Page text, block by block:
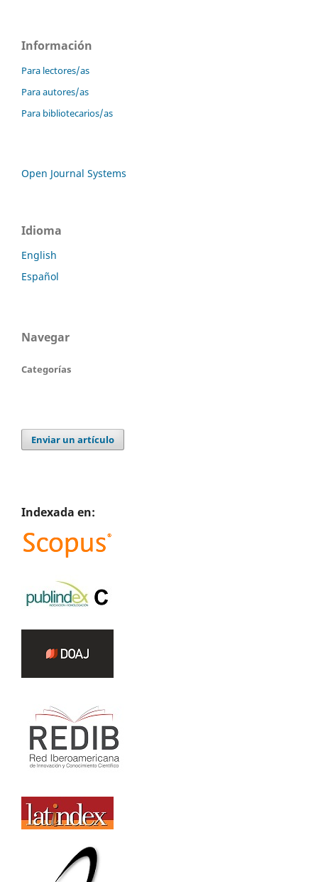
Información
Para lectores/as
Para autores/as
Para bibliotecarios/as
Open Journal Systems
Idioma
English
Español
Navegar
Categorías
Enviar un artículo
Indexada en: